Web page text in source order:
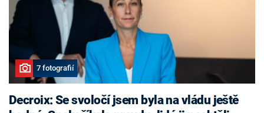
7 fotografií
Decroix: Se svoločí jsem byla na vládu ještě